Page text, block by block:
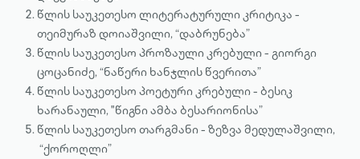
წლის საუკეთესო ლიტერატურული კრიტიკა -
თეიმურაზ დოიაშვილი, “დაბრუნება”
წლის საუკეთესო პროზაული კრებული - გიორგი
ცოცანიძე, “ნაწერი ხანჯლის წვერითა”
წლის საუკეთესო პოეტური კრებული - ბესიკ
ხარანაული, "წიგნი ამბა ბესარიონისა”
წლის საუკეთესო თარგმანი - ზეზვა მედულაშვილი,
“ქოროღლი”